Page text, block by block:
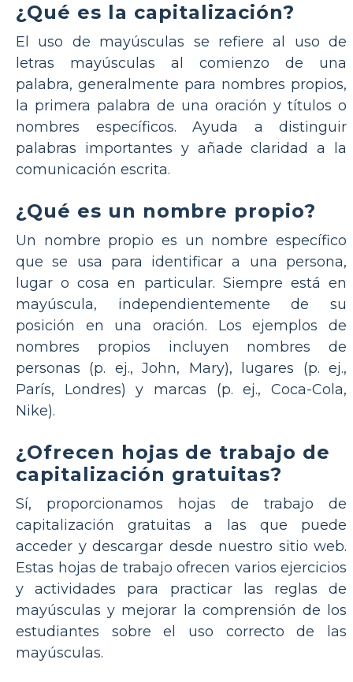
¿Qué es la capitalización?
El uso de mayúsculas se refiere al uso de
letras mayúsculas al comienzo de una
palabra, generalmente para nombres propios,
la primera palabra de una oración y títulos o
nombres específicos. Ayuda a distinguir
palabras importantes y añade claridad a la
comunicación escrita.
¿Qué es un nombre propio?
Un nombre propio es un nombre específico
que se usa para identificar a una persona,
lugar o cosa en particular. Siempre está en
mayúscula, independientemente de su
posición en una oración. Los ejemplos de
nombres propios incluyen nombres de
personas (p. ej., John, Mary), lugares (p. ej.,
París, Londres) y marcas (p. ej., Coca-Cola,
Nike).
¿Ofrecen hojas de trabajo de
capitalización gratuitas?
Sí, proporcionamos hojas de trabajo de
capitalización gratuitas a las que puede
acceder y descargar desde nuestro sitio web.
Estas hojas de trabajo ofrecen varios ejercicios
y actividades para practicar las reglas de
mayúsculas y mejorar la comprensión de los
estudiantes sobre el uso correcto de las
mayúsculas.